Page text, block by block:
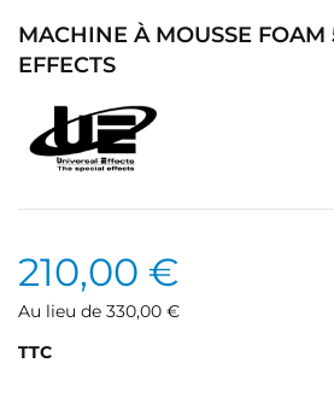
MACHINE À MOUSSE
EFFECTS
210,00 €
Au lieu de 330,00 €
TTC